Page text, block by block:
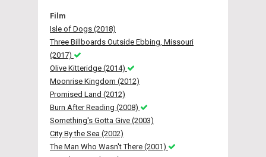
Film
Isle of Dogs (2018)
Three Billboards Outside Ebbing, Missouri
(2017)
Olive Kitteridge (2014)
Moonrise Kingdom (2012)
Promised Land (2012)
Burn After Reading (2008)
Something's Gotta Give (2003)
City By the Sea (2002)
The Man Who Wasn't There (2001)